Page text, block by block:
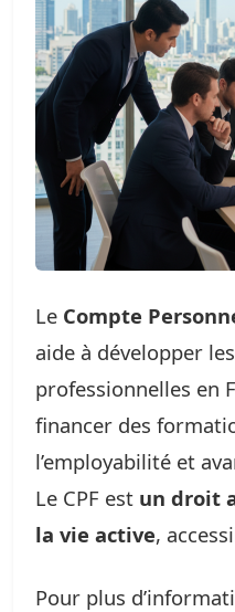
Le Compte
aide à développer
professionnelles en
financer des
l’employabilité et
Le CPF est un droit
la vie active,
Pour plus